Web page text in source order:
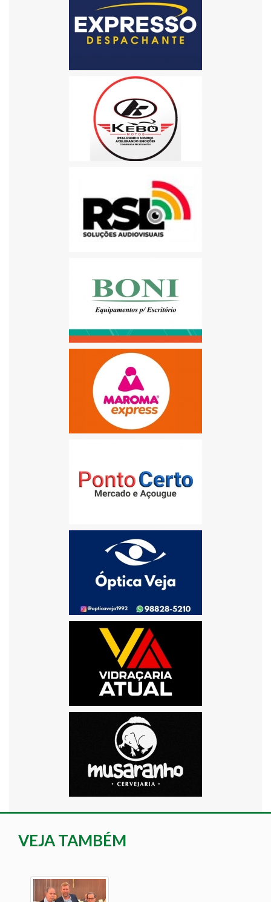
VEJA TAMBÉM